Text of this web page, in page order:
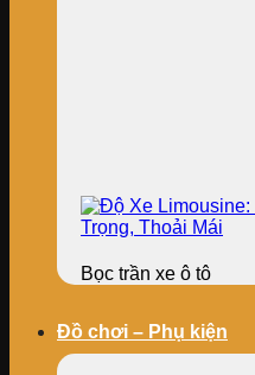
Bọc trần xe ô tô
Đồ chơi – Phụ kiện